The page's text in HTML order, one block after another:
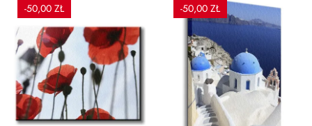
-50,00 ZŁ -50,00 ZŁ